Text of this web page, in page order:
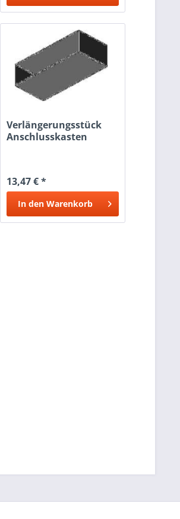
Verlängerungsstück
Anschlusskasten
13,47 € *
In den Warenkorb